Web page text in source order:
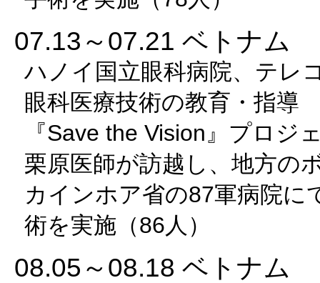
07.13～07.21 ベトナム
ハノイ国立眼科病院、テレ
眼科医療技術の教育・指導
『Save the Vision』プロジ
栗原医師が訪越し、地方の
カインホア省の87軍病院に
術を実施（86人）
08.05～08.18 ベトナム